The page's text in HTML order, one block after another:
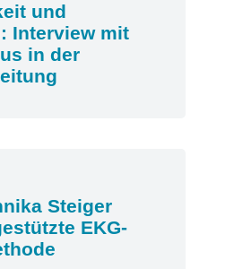
und
Interview mit
in der
Steiger
EKG-